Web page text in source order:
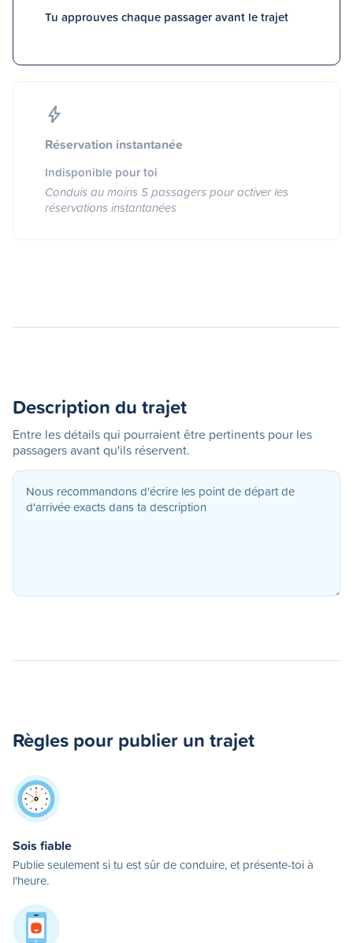
Tu approuves chaque passager avant le trajet
Réservation instantanée
Indisponible pour toi
Conduis au moins 5 passagers pour activer les
réservations instantanées
Description du trajet
Entre les détails qui pourraient être pertinents pour les
passagers avant qu'ils réservent.
Règles pour publier un trajet
Sois fiable
Publie seulement si tu est sûr de conduire, et présente-toi à
l'heure.